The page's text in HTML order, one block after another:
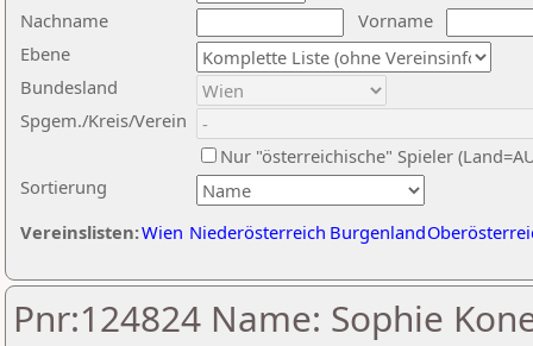
Nachname
Vorname
Ebene
Sortierung
Bundesland
Spgem./Kreis/Verein
Nur "österreichische" Spieler
Vereinslisten:Wien Niederösterreich Burgenland
Pnr:124824 Name: Sophie